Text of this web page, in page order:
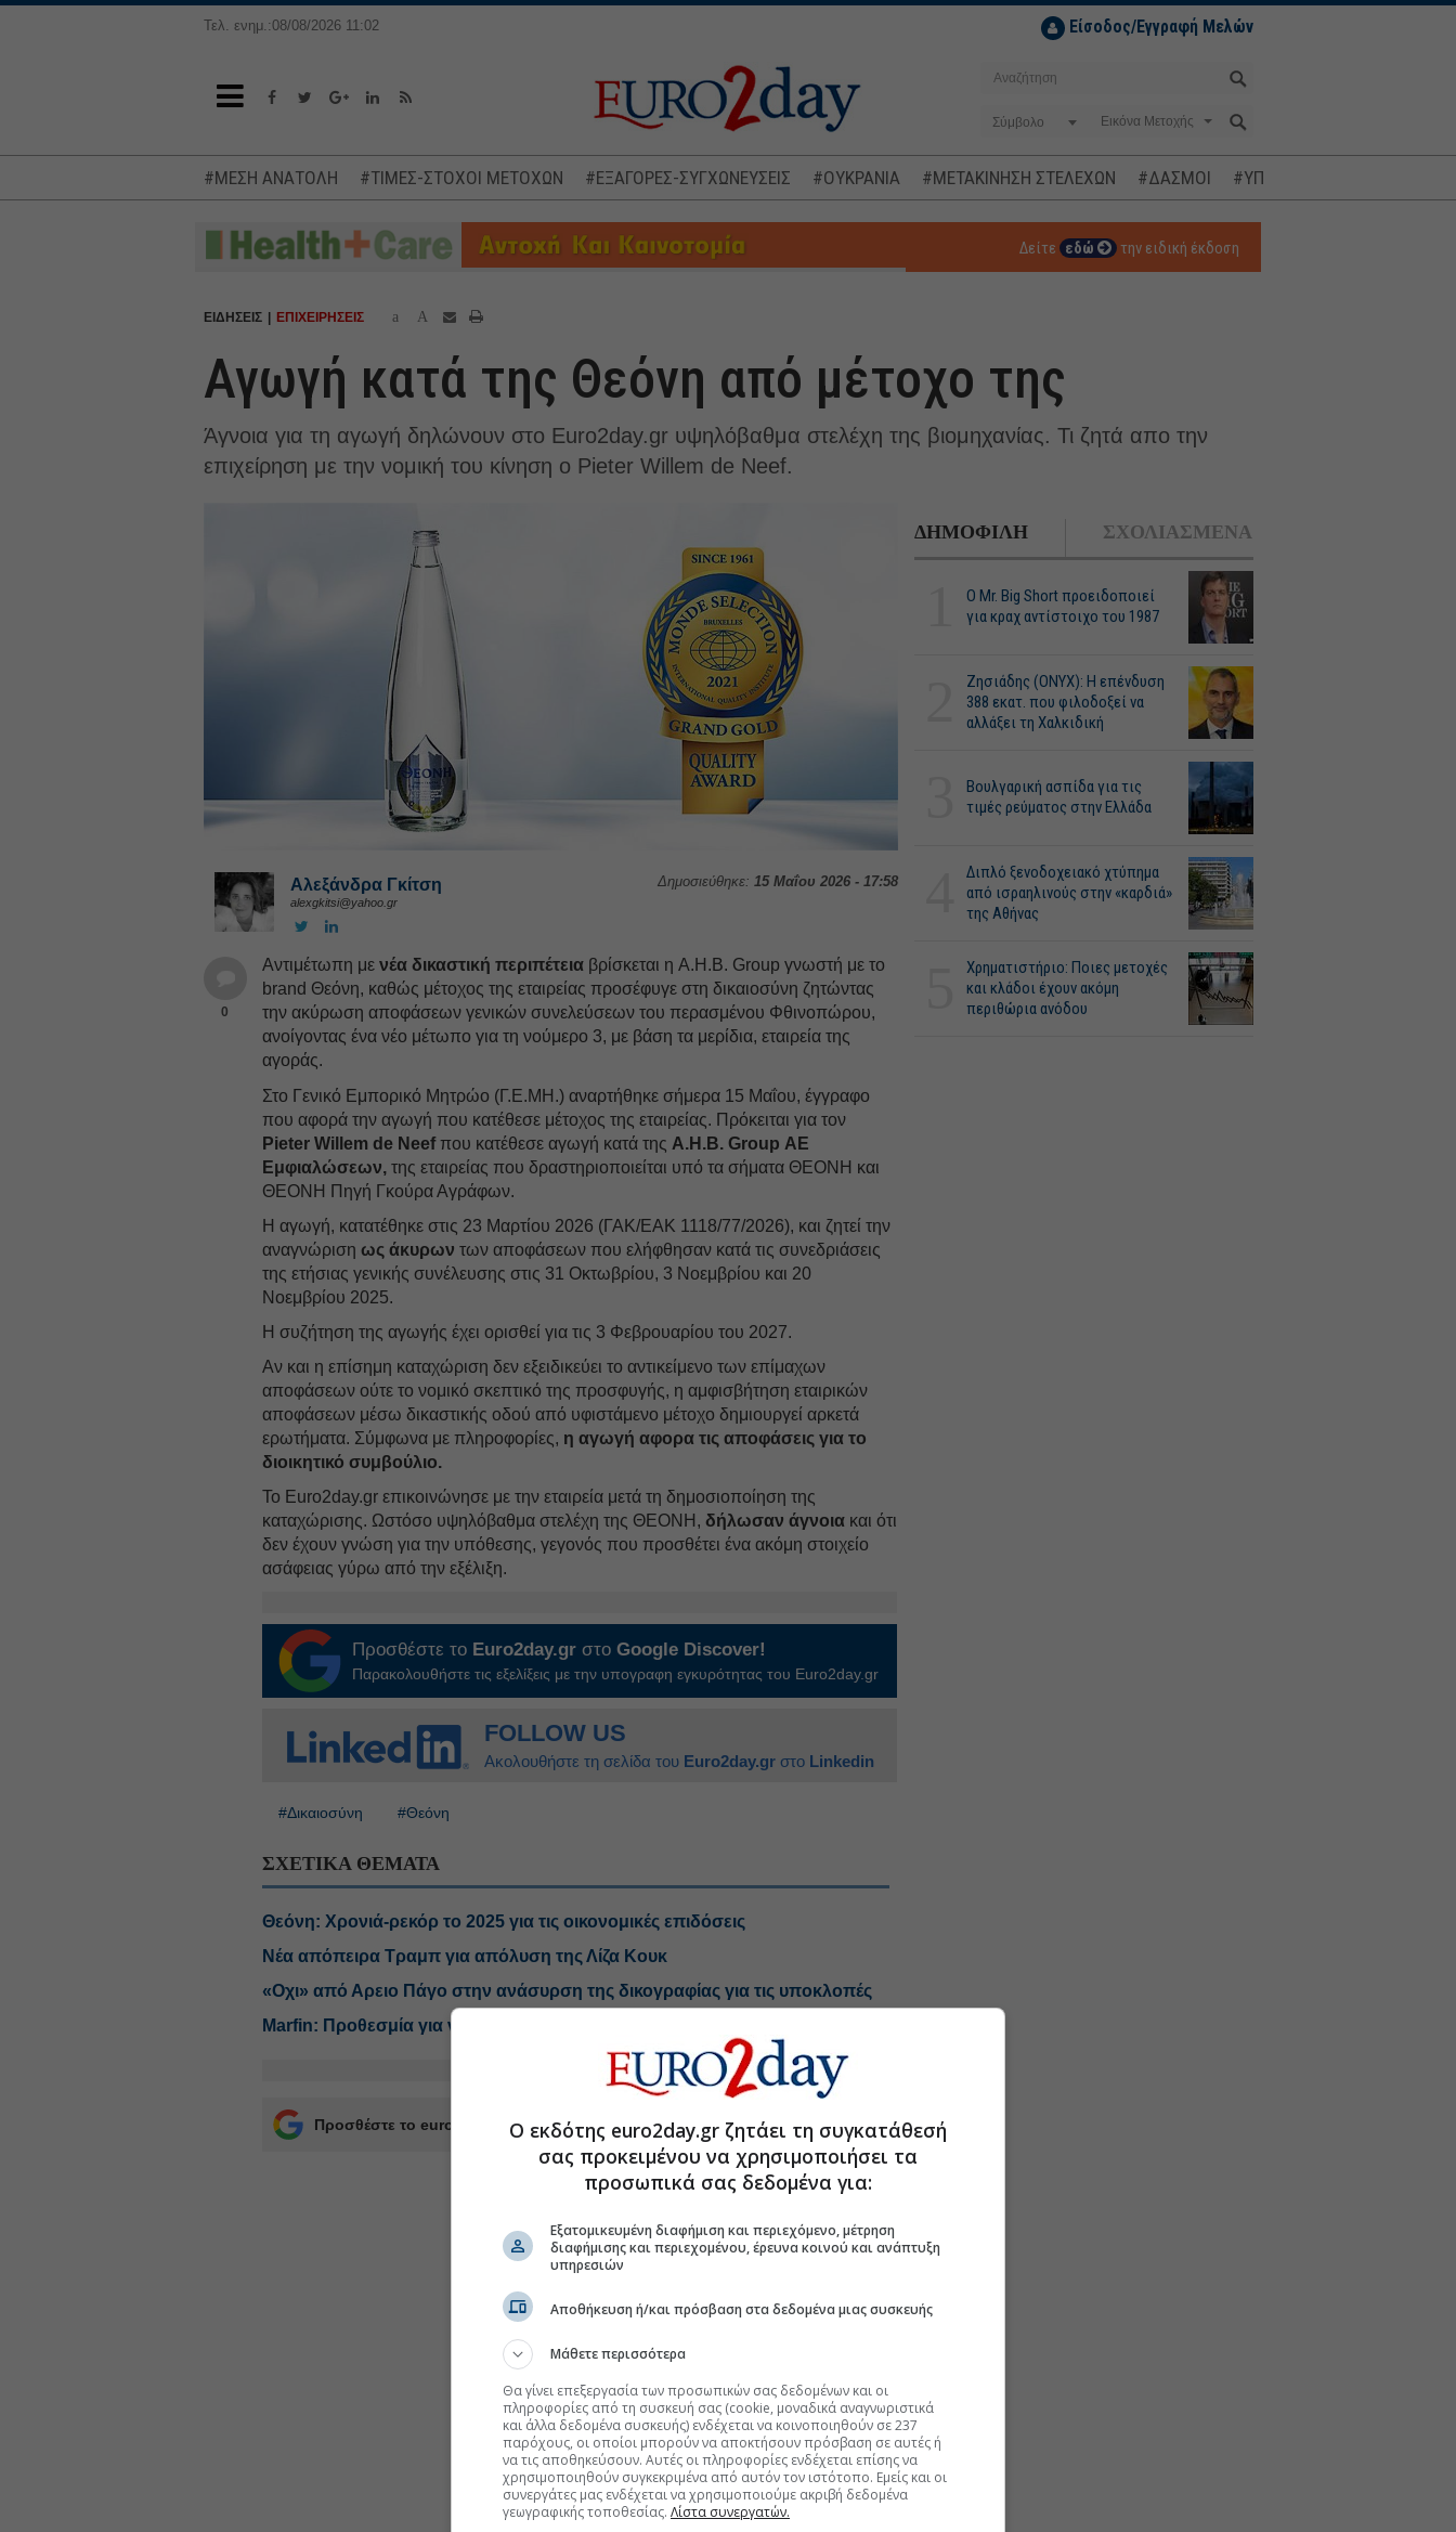
Τελ. ενημ.:08/08/2026 11:02 Είσοδος/Εγγραφή Μελών
Σύμβολο
#ΜΕΣΗ ΑΝΑΤΟΛΗ #ΤΙΜΕΣ-ΣΤΟΧΟΙ ΜΕΤΟΧΩΝ #ΕΞΑΓΟΡΕΣ-ΣΥΓΧΩΝΕΥΣΕΙΣ #ΟΥΚΡΑΝΙΑ #ΜΕΤΑΚΙΝΗΣΗ ΣΤΕΛΕΧΩΝ #ΔΑΣΜΟΙ #ΥΠΟΚΛΟΠΕΣ
Δείτε εδώ την ειδική έκδοση
ΕΙΔΗΣΕΙΣ ΕΠΙΧΕΙΡΗΣΕΙΣ a A
Αγωγή κατά της Θεόνη από μέτοχο της
Άγνοια για τη αγωγή δηλώνουν στο Euro2day.gr υψηλόβαθμα στελέχη της βιομηχανίας. Τι ζητά απο την
επιχείρηση με την νομική του κίνηση ο Pieter Willem de Neef.
Δημοσιεύθηκε: 15 Μαΐου 2026 - 17:58
Αλεξάνδρα Γκίτση
alexgkitsi@yahoo.gr
0
Αντιμέτωπη μενέα δικαστική περιπέτεια βρίσκεται η A.H.B. Group γνωστή με το
brand Θεόνη, καθώς μέτοχος της εταιρείας προσέφυγε στη δικαιοσύνη ζητώντας
την ακύρωση αποφάσεων γενικών συνελεύσεων του περασμένου Φθινοπώρου,
ανοίγοντας ένα νέο μέτωπο για τη νούμερο 3, με βάση τα μερίδια, εταιρεία της
αγοράς.
Στο Γενικό Εμπορικό Μητρώο (Γ.Ε.ΜΗ.) αναρτήθηκε σήμερα 15 Μαΐου, έγγραφο
που αφορά την αγωγή που κατέθεσε μέτοχος της εταιρείας. Πρόκειται για τον
Pieter Willem de Neefπου κατέθεσε αγωγή κατά της A.H.B. Group ΑΕ
Εμφιαλώσεων, της εταιρείας που δραστηριοποιείται υπό τα σήματα ΘΕΟΝΗ και
ΘΕΟΝΗ Πηγή Γκούρα Αγράφων.
Η αγωγή, κατατέθηκε στις 23 Μαρτίου 2026 (ΓΑΚ/ΕΑΚ 1118/77/2026), και ζητεί την
αναγνώρισηως άκυρων των αποφάσεων που ελήφθησαν κατά τις συνεδριάσεις
της ετήσιας γενικής συνέλευσης στις 31 Οκτωβρίου, 3 Νοεμβρίου και 20
Νοεμβρίου 2025.
Η συζήτηση της αγωγής έχει ορισθεί για τις 3 Φεβρουαρίου του 2027.
Αν και η επίσημη καταχώριση δεν εξειδικεύει το αντικείμενο των επίμαχων
αποφάσεων ούτε το νομικό σκεπτικό της προσφυγής, η αμφισβήτηση εταιρικών
αποφάσεων μέσω δικαστικής οδού από υφιστάμενο μέτοχο δημιουργεί αρκετά
ερωτήματα. Σύμφωνα με πληροφορίες, η αγωγή αφορα τις αποφάσεις για το
διοικητικό συμβούλιο.
Το Euro2day.gr επικοινώνησε με την εταιρεία μετά τη δημοσιοποίηση της
καταχώρισης. Ωστόσο υψηλόβαθμα στελέχη της ΘΕΟΝΗ,δήλωσαν άγνοια και ότι
δεν έχουν γνώση για την υπόθεσης, γεγονός που προσθέτει ένα ακόμη στοιχείο
ασάφειας γύρω από την εξέλιξη.
Προσθέστε το Euro2day.gr στοGoogle Discover!
Παρακολουθήστε τις εξελίξεις με την υπογραφη εγκυρότητας του Euro2day.gr
FOLLOW US
Ακολουθήστε τη σελίδα του Euro2day.gr στο Linkedin
#Δικαιοσύνη #Θεόνη
ΣΧΕΤΙΚΑ ΘΕΜΑΤΑ
Θεόνη: Χρονιά-ρεκόρ το 2025 για τις οικονομικές επιδόσεις
Νέα απόπειρα Τραμπ για απόλυση της Λίζα Κουκ
«Οχι» από Αρειο Πάγο στην ανάσυρση της δικογραφίας για τις υποκλοπές
Marfin: Προθεσμία για να απολογηθεί έλαβε η 46χρονη κατηγορούμενη
Προσθέστε το euro2day.gr στο Discover
ΔΗΜΟΦΙΛΗ ΣΧΟΛΙΑΣΜΕΝΑ
O Mr. Big Short προειδοποιεί
για κραχ αντίστοιχο του 1987
Ζησιάδης (ONYX): Η επένδυση
388 εκατ. που φιλοδοξεί να
αλλάξει τη Χαλκιδική
Βουλγαρική ασπίδα για τις
τιμές ρεύματος στην Ελλάδα
Διπλό ξενοδοχειακό χτύπημα
από ισραηλινούς στην «καρδιά»
της Αθήνας
Χρηματιστήριο: Ποιες μετοχές
και κλάδοι έχουν ακόμη
περιθώρια ανόδου
Ο εκδότης euro2day.gr ζητάει τη συγκατάθεσή
σας προκειμένου να χρησιμοποιήσει τα
προσωπικά σας δεδομένα για:
Εξατομικευμένη διαφήμιση και περιεχόμενο, μέτρηση
διαφήμισης και περιεχομένου, έρευνα κοινού και ανάπτυξη
υπηρεσιών
Αποθήκευση ή/και πρόσβαση στα δεδομένα μιας συσκευής
Μάθετε περισσότερα
Θα γίνει επεξεργασία των προσωπικών σας δεδομένων και οι
πληροφορίες από τη συσκευή σας (cookie, μοναδικά αναγνωριστικά
και άλλα δεδομένα συσκευής) ενδέχεται να κοινοποιηθούν σε 237
παρόχους, οι οποίοι μπορούν να αποκτήσουν πρόσβαση σε αυτές ή
να τις αποθηκεύσουν. Αυτές οι πληροφορίες ενδέχεται επίσης να
χρησιμοποιηθούν συγκεκριμένα από αυτόν τον ιστότοπο. Εμείς και οι
συνεργάτες μας ενδέχεται να χρησιμοποιούμε ακριβή δεδομένα
γεωγραφικής τοποθεσίας. Λίστα συνεργατών.